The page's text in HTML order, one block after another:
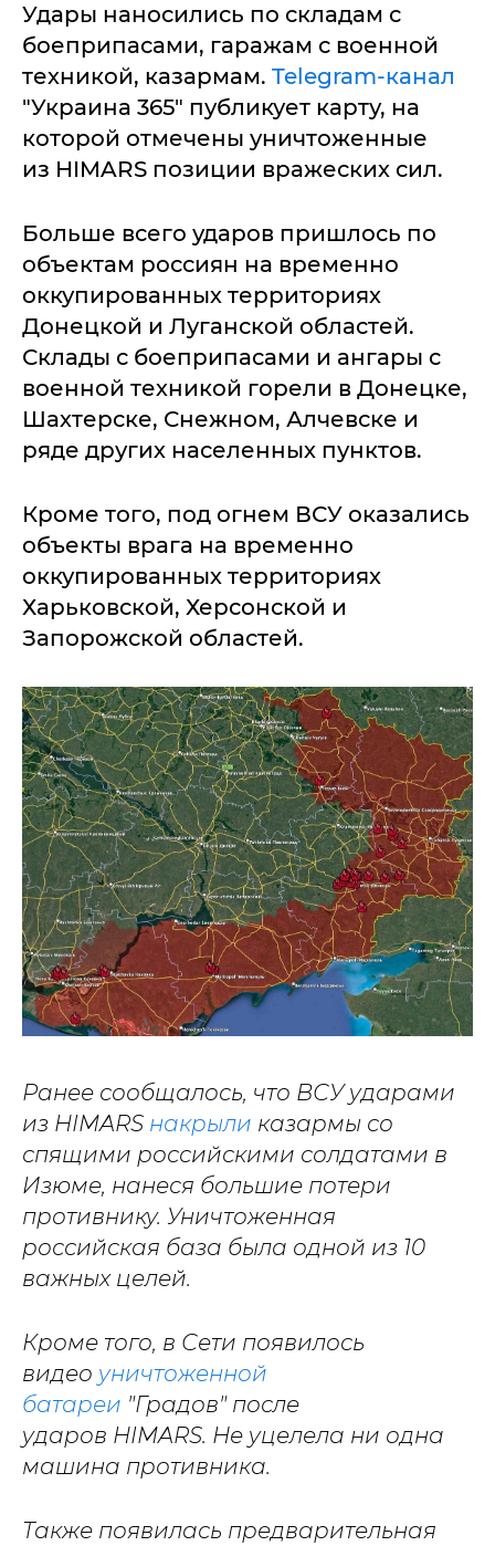
Удары наносились по складам с
боеприпасами, гаражам с военной
техникой, казармам. Telegram-канал
"Украина 365" публикует карту, на
которой отмечены уничтоженные
из HIMARS позиции вражеских сил.
Больше всего ударов пришлось по
объектам россиян на временно
оккупированных территориях
Донецкой и Луганской областей.
Склады с боеприпасами и ангары с
военной техникой горели в Донецке,
Шахтерске, Снежном, Алчевске и
ряде других населенных пунктов.
Кроме того, под огнем ВСУ оказались
объекты врага на временно
оккупированных территориях
Харьковской, Херсонской и
Запорожской областей.
Ранее сообщалось, что ВСУ ударами
из HIMARS накрыли казармы со
спящими российскими солдатами в
Изюме, нанеся большие потери
противнику. Уничтоженная
российская база была одной из 10
важных целей.
Кроме того, в Сети появилось
видео уничтоженной
батареи "Градов" после
ударов HIMARS. Не уцелела ни одна
машина противника.
Также появилась предварительная